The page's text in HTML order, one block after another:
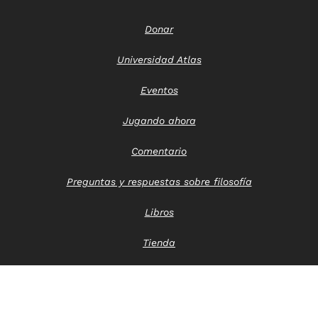
Donar
Universidad Atlas
Eventos
Jugando ahora
Comentario
Preguntas y respuestas sobre filosofía
Libros
Tienda